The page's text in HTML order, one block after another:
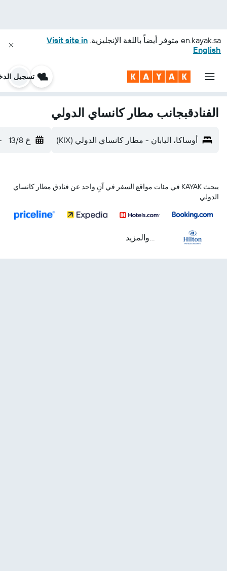
en.kayak.sa متوفر أيضاً باللغة الإنجليزية. Visit site in
English
تسجيل
الفنادقبجانب مطار كانساي الدولي
أوساكا، اليابان - مطار كانساي الدولي (KIX) خ 13/8
يبحث KAYAK في مئات مواقع السفر في آنٍ واحد عن فنادق مطار كانساي
الدولي
...والمزيد